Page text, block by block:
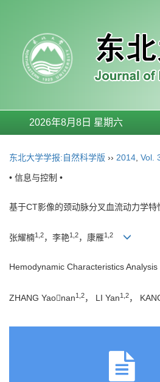
2026年8月8日 星期六
东北大学学报:自然科学版 ›› 2014 Vol.
• 信息与控制 •
基于CT影像的颈动脉分叉血流动力学特
张耀楠1,2，李艳1,2，康雁1,2
Hemodynamic Characteristics
ZHANG Yaonan1,2， LI Yan1,2，